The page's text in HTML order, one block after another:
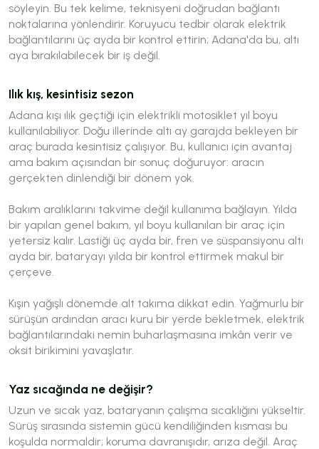
söyleyin. Bu tek kelime, teknisyeni doğrudan bağlantı
noktalarına yönlendirir. Koruyucu tedbir olarak elektrik
bağlantılarını üç ayda bir kontrol ettirin; Adana'da bu, altı
aya bırakılabilecek bir iş değil.
Ilık kış, kesintisiz sezon
Adana kışı ılık geçtiği için elektrikli motosiklet yıl boyu
kullanılabiliyor. Doğu illerinde altı ay garajda bekleyen bir
araç burada kesintisiz çalışıyor. Bu, kullanıcı için avantaj
ama bakım açısından bir sonuç doğuruyor: aracın
gerçekten dinlendiği bir dönem yok.
Bakım aralıklarını takvime değil kullanıma bağlayın. Yılda
bir yapılan genel bakım, yıl boyu kullanılan bir araç için
yetersiz kalır. Lastiği üç ayda bir, fren ve süspansiyonu altı
ayda bir, bataryayı yılda bir kontrol ettirmek makul bir
çerçeve.
Kışın yağışlı dönemde alt takıma dikkat edin. Yağmurlu bir
sürüşün ardından aracı kuru bir yerde bekletmek, elektrik
bağlantılarındaki nemin buharlaşmasına imkân verir ve
oksit birikimini yavaşlatır.
Yaz sıcağında ne değişir?
Uzun ve sıcak yaz, bataryanın çalışma sıcaklığını yükseltir.
Sürüş sırasında sistemin gücü kendiliğinden kısması bu
koşulda normaldir; koruma davranışıdır, arıza değil. Araç